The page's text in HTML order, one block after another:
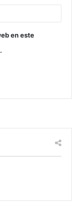
en este